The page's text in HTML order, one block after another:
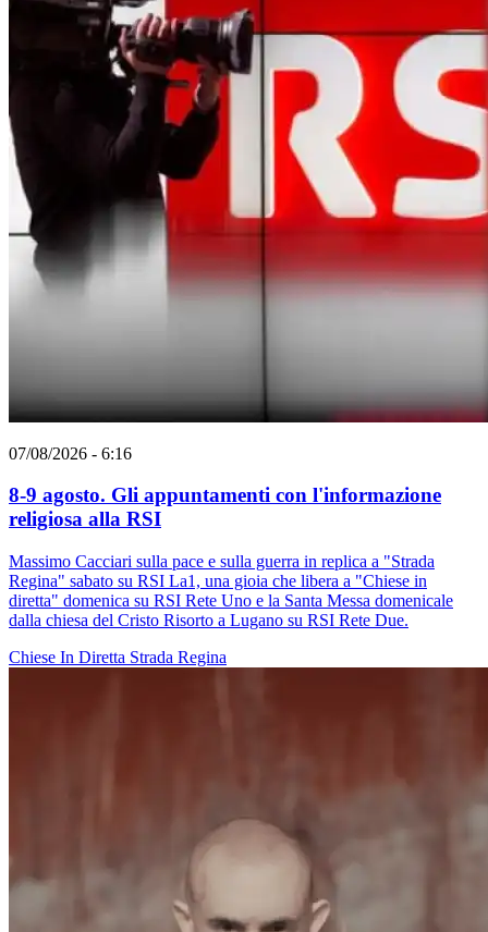
07/08/2026 - 6:16
8-9 agosto. Gli appuntamenti con l'informazione
religiosa alla RSI
Massimo Cacciari sulla pace e sulla guerra in replica a "Strada
Regina" sabato su RSI La1, una gioia che libera a "Chiese in
diretta" domenica su RSI Rete Uno e la Santa Messa domenicale
dalla chiesa del Cristo Risorto a Lugano su RSI Rete Due.
Chiese In Diretta Strada Regina